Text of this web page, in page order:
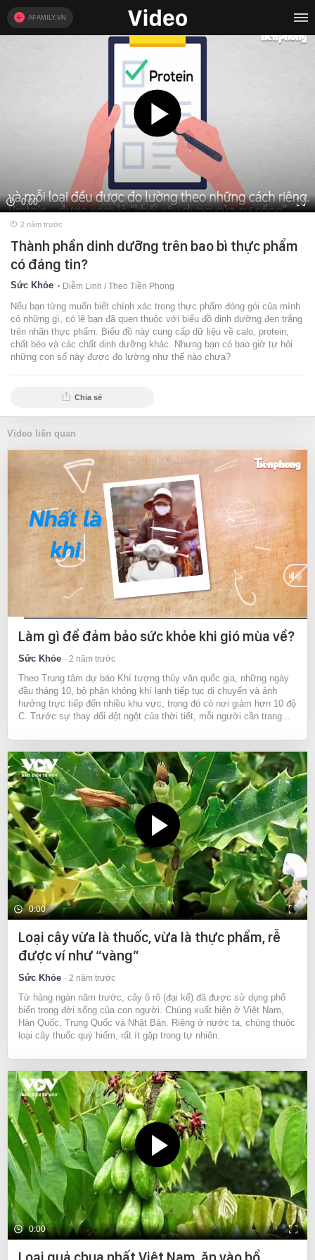
AFAMILY.VN
0:00
2 năm trước
Thành phần dinh dưỡng trên bao bì thực phẩm
có đáng tin?
Sức Khỏe Diễm Linh / Theo Tiền Phong
Nếu bạn từng muốn biết chính xác trong thực phẩm đóng gói của mình
có những gì, có lẽ bạn đã quen thuộc với biểu đồ dinh dưỡng đen trắng
trên nhãn thực phẩm. Biểu đồ này cung cấp dữ liệu về calo, protein,
chất béo và các chất dinh dưỡng khác. Nhưng bạn có bao giờ tự hỏi
những con số này được đo lường như thế nào chưa?
Chia sẻ
Video liên quan
CurrentDuration
2:09
Làm gì để đảm bảo sức khỏe khi gió mùa về?
Sức Khỏe 2 năm trước
Theo Trung tâm dự báo Khí tượng thủy văn quốc gia, những ngày
đầu tháng 10, bộ phận không khí lạnh tiếp tục di chuyển và ảnh
hưởng trực tiếp đến nhiều khu vực, trong đó có nơi giảm hơn 10 độ
C. Trước sự thay đổi đột ngột của thời tiết, mỗi người cần trang...
0:00
Loại cây vừa là thuốc, vừa là thực phẩm, rễ
được ví như “vàng”
Sức Khỏe 2 năm trước
Từ hàng ngàn năm trước, cây ô rô (đại kế) đã được sử dụng phổ
biến trong đời sống của con người. Chúng xuất hiện ở Việt Nam,
Hàn Quốc, Trung Quốc và Nhật Bản. Riêng ở nước ta, chúng thuộc
loại cây thuốc quý hiếm, rất ít gặp trong tự nhiên.
0:00